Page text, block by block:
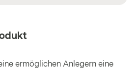
ermöglichen Anlegern eine